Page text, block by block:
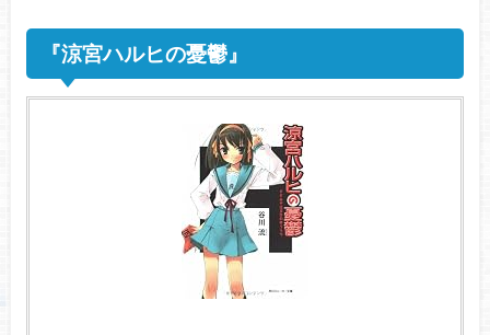
『涼宮ハルヒの憂鬱』